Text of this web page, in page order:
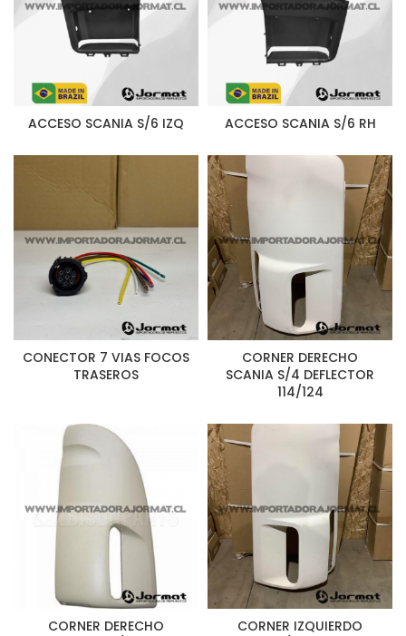
ACCESO SCANIA S/6 IZQ ACCESO SCANIA S/6 RH
CONECTOR 7 VIAS FOCOS
TRASEROS
CORNER DERECHO
SCANIA S/4 DEFLECTOR
114/124
CORNER DERECHO
CORNER IZQUIERDO